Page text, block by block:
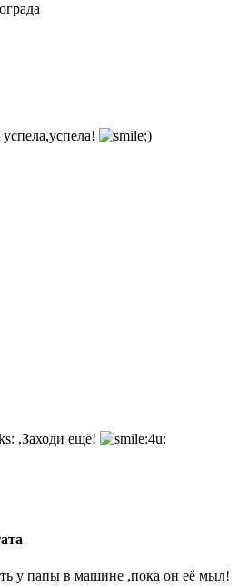
,Заходи ещё!
у папы в машине ,пока он её мыл!